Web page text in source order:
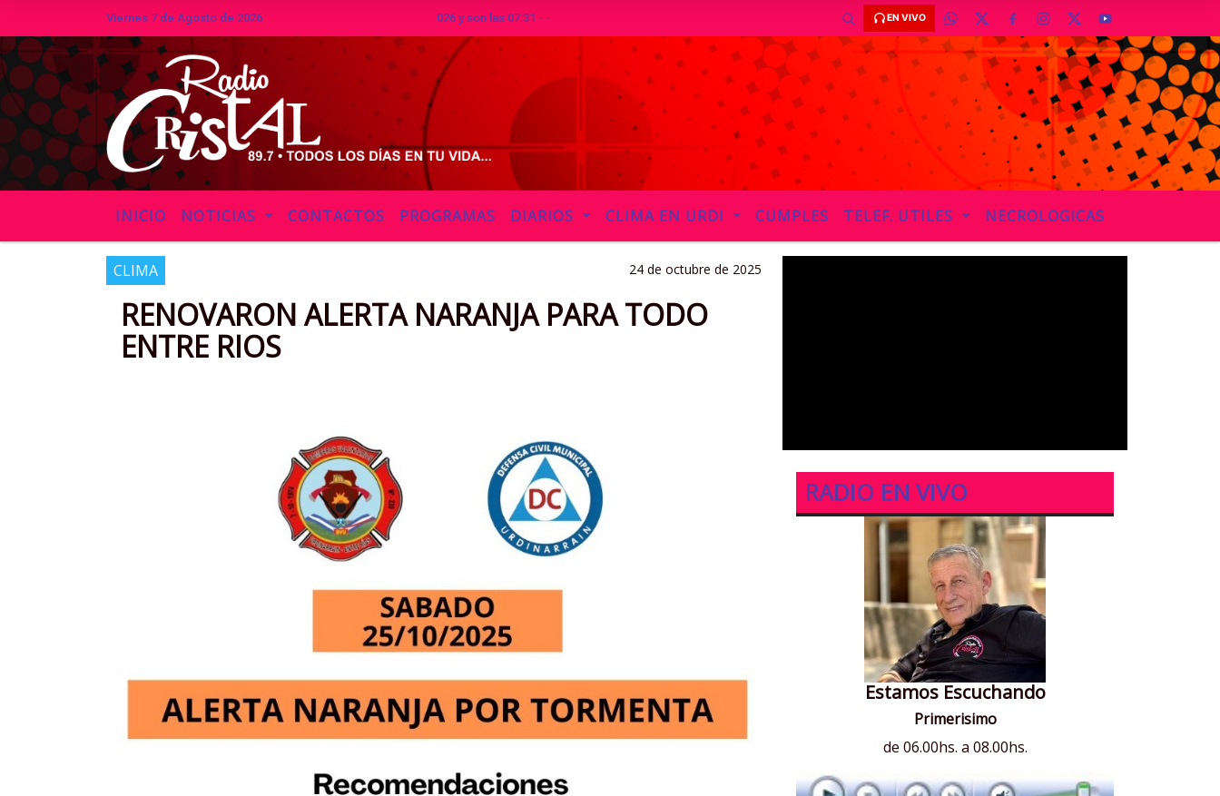
Viernes 7 de Agosto de 2026Hoy es Viernes 7 de Agosto de 2026 y son las 07:31 - - EN VIVO
INICIO NOTICIAS CONTACTOS PROGRAMAS DIARIOS CLIMA EN URDI CUMPLES TELEF. UTILES NECROLOGICAS
CLIMA 24 de octubre de 2025
RENOVARON ALERTA NARANJA PARA TODO
ENTRE RIOS
RADIO EN VIVO
Estamos Escuchando
Primerisimo
de 06.00hs. a 08.00hs.